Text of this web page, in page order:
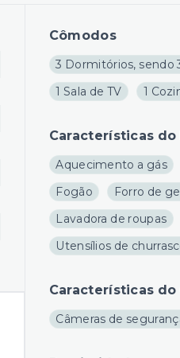
Cômodos
3 Dormitórios, sendo
1 Sala de TV
1
Características
Aquecimento a gás
Fogão
Forro de
Lavadora de roupas
Utensílios de
Características
Câmeras de